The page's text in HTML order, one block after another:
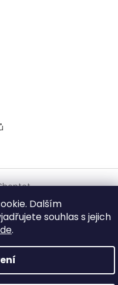
Dalším
souhlas s jejich
.
. Všechna práva vyhrazena.